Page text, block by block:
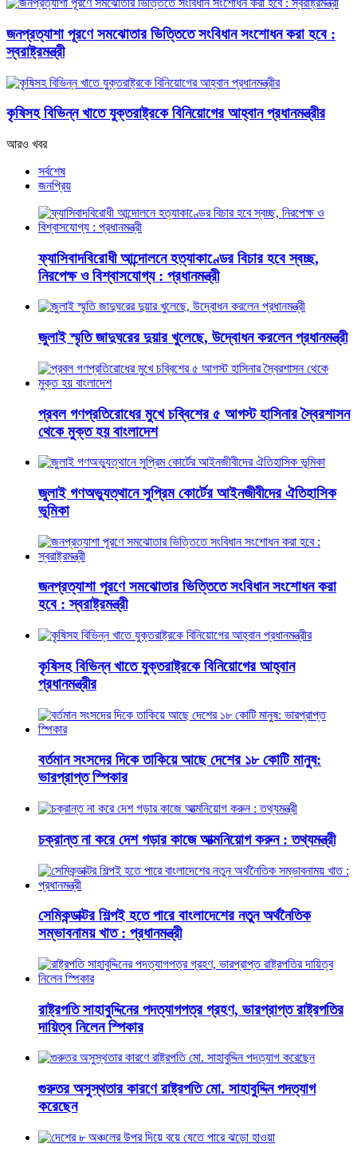
জনপ্রত্যাশা পূরণে সমঝোতার ভিত্তিতে সংবিধান সংশোধন করা হবে :
স্বরাষ্ট্রমন্ত্রী
কৃষিসহ বিভিন্ন খাতে যুক্তরাষ্ট্রকে বিনিয়োগের আহ্বান প্রধানমন্ত্রীর
আরও খবর
সর্বশেষ
জনপ্রিয়
ফ্যাসিবাদবিরোধী আন্দোলনে হত্যাকাণ্ডের বিচার হবে স্বচ্ছ,
নিরপেক্ষ ও বিশ্বাসযোগ্য : প্রধানমন্ত্রী
জুলাই স্মৃতি জাদুঘরের দুয়ার খুলেছে, উদ্বোধন করলেন প্রধানমন্ত্রী
প্রবল গণপ্রতিরোধের মুখে চব্বিশের ৫ আগস্ট হাসিনার স্বৈরশাসন
থেকে মুক্ত হয় বাংলাদেশ
জুলাই গণঅভ্যুত্থানে সুপ্রিম কোর্টের আইনজীবীদের ঐতিহাসিক
ভূমিকা
জনপ্রত্যাশা পূরণে সমঝোতার ভিত্তিতে সংবিধান সংশোধন করা
হবে : স্বরাষ্ট্রমন্ত্রী
কৃষিসহ বিভিন্ন খাতে যুক্তরাষ্ট্রকে বিনিয়োগের আহ্বান
প্রধানমন্ত্রীর
বর্তমান সংসদের দিকে তাকিয়ে আছে দেশের ১৮ কোটি মানুষ:
ভারপ্রাপ্ত স্পিকার
চক্রান্ত না করে দেশ গড়ার কাজে আত্মনিয়োগ করুন : তথ্যমন্ত্রী
সেমিকন্ডাক্টর শিল্পই হতে পারে বাংলাদেশের নতুন অর্থনৈতিক
সম্ভাবনাময় খাত : প্রধানমন্ত্রী
রাষ্ট্রপতি সাহাবুদ্দিনের পদত্যাগপত্র গ্রহণ, ভারপ্রাপ্ত রাষ্ট্রপতির
দায়িত্ব নিলেন স্পিকার
গুরুতর অসুস্থতার কারণে রাষ্ট্রপতি মো. সাহাবুদ্দিন পদত্যাগ
করেছেন